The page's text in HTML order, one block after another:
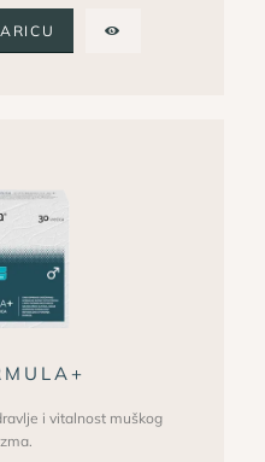
i vitalnost muškog